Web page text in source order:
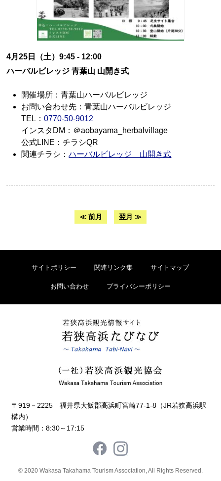
4月25日（土）9:45 - 12:00
ハーバルビレッジ 青葉山 山開き式
開催場所：青葉山ハーバルビレッジ
お問い合わせ先：青葉山ハーバルビレッジ
TEL：0770-50-9012
インスタDM：＠aobayama_herbalvillage
公式LINE：チラシQR
関連チラシ：ハーバルビレッジ 山開き式
≪ 前月 翌月 ≫
サイトポリシー 関連リンク集 サイトマップ
お問い合わせ プライバシーポリシー
〒919－2225 福井県大飯郡高浜町宮崎77-1-8（JR若狭高浜駅
構内）
営業時間：8:30～17:15
© 2020 Wakasa Takahama Tourism Association, All Rights Reserved.